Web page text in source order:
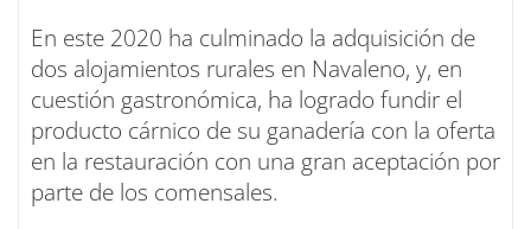
En este 2020 ha culminado la adquisición de
dos alojamientos rurales en Navaleno, y, en
cuestión gastronómica, ha logrado fundir el
producto cárnico de su ganadería con la oferta
en la restauración con una gran aceptación por
parte de los comensales.